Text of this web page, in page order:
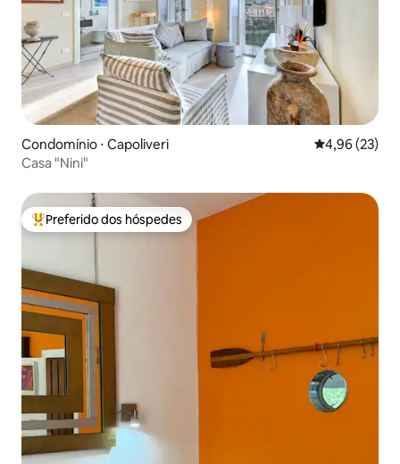
Condomínio ⋅ Capoliveri 4,96 de uma
4,96 (23)
Casa "Nini"
Entre os melhores preferidos dos hóspedes
Preferido dos hóspedes